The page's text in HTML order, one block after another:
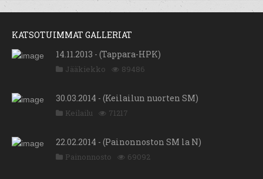
KATSOTUIMMAT GALLERIAT
14.11.2013 - (Tappara-HPK)
Jääkiekko 89486
30.03.2014 - (Keilailun nuorten SM)
Keilailu 71217
22.02.2014 - (Painonnoston SM la N)
Painonnosto 69092